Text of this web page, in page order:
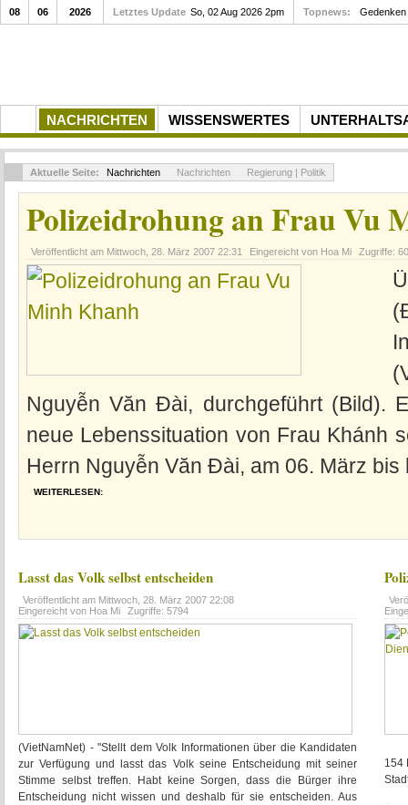
NACHRICHTEN WISSENSWERTES
08 06 2026 Letztes Update So, 02 Aug 2026 2pm Topnews: Gedenken
Aktuelle Seite: Nachrichten Nachrichten Regierung | Politik
Polizeidrohung an Frau Vu
Veröffentlicht am Mittwoch, 28. März 2007 22:31 Eingereicht von Hoa Mi Zugriffe:
Nguyễn Văn Đài, durchgeführt (Bild).
neue Lebenssituation von Frau Khánh
Herrn Nguyễn Văn Đài, am 06. März bis
WEITERLESEN:
Lasst das Volk selbst entscheiden
Veröffentlicht am Mittwoch, 28. März 2007 22:08
Eingereicht von Hoa Mi
Zugriffe: 5794
(VietNamNet) - "Stellt dem Volk Informationen über die Kandidaten
zur Verfügung und lasst das Volk seine Entscheidung mit seiner
Stimme selbst treffen. Habt keine Sorgen, dass die Bürger ihre
Entscheidung nicht wissen und deshalb für sie entscheiden. Aus
154